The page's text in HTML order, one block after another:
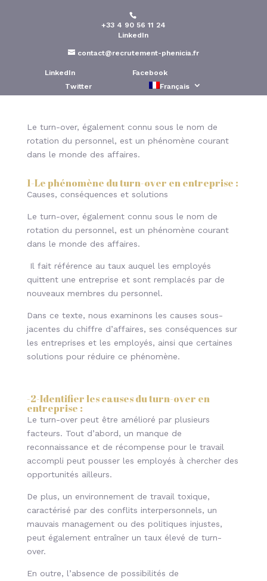
+33 4 90 56 11 24
LinkedIn
contact@recrutement-phenicia.fr
LinkedIn
Facebook
Twitter
Français
Le turn over de
personnel en entreprise
Publié le : 16 Juil 2023
Le turn-over, également connu sous le nom de
rotation du personnel, est un phénomène courant
dans le monde des affaires.
1-Le phénomène du turn-over en entreprise :
Causes, conséquences et solutions
Le turn-over, également connu sous le nom de
rotation du personnel, est un phénomène courant
dans le monde des affaires.
Il fait référence au taux auquel les employés
quittent une entreprise et sont remplacés par de
nouveaux membres du personnel.
Dans ce texte, nous examinons les causes sous-
jacentes du chiffre d’affaires, ses conséquences sur
les entreprises et les employés, ainsi que certaines
solutions pour réduire ce phénomène.
-2-Identifier les causes du turn-over en
entreprise :
Le turn-over peut être amélioré par plusieurs
facteurs. Tout d’abord, un manque de
reconnaissance et de récompense pour le travail
accompli peut pousser les employés à chercher des
opportunités ailleurs.
De plus, un environnement de travail toxique,
caractérisé par des conflits interpersonnels, un
mauvais management ou des politiques injustes,
peut également entraîner un taux élevé de turn-
over.
En outre, l’absence de possibilités de